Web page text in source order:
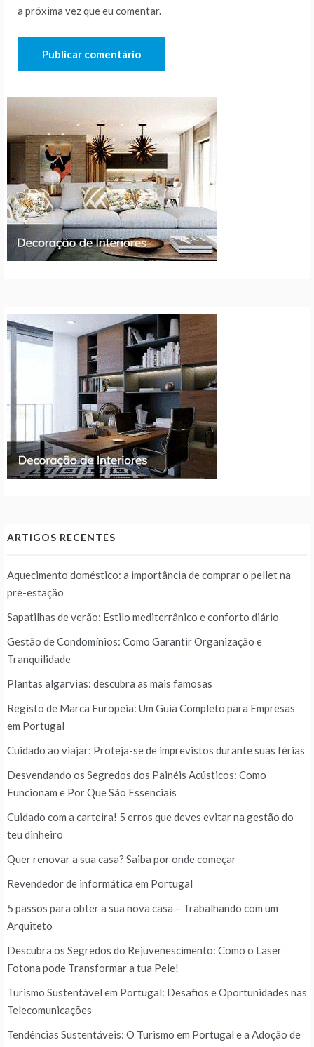
a próxima vez que eu comentar.
ARTIGOS RECENTES
Aquecimento doméstico: a importância de comprar o pellet na
pré-estação
Sapatilhas de verão: Estilo mediterrânico e conforto diário
Gestão de Condomínios: Como Garantir Organização e
Tranquilidade
Plantas algarvias: descubra as mais famosas
Registo de Marca Europeia: Um Guia Completo para Empresas
em Portugal
Cuidado ao viajar: Proteja-se de imprevistos durante suas férias
Desvendando os Segredos dos Painéis Acústicos: Como
Funcionam e Por Que São Essenciais
Cuidado com a carteira! 5 erros que deves evitar na gestão do
teu dinheiro
Quer renovar a sua casa? Saiba por onde começar
Revendedor de informática em Portugal
5 passos para obter a sua nova casa – Trabalhando com um
Arquiteto
Descubra os Segredos do Rejuvenescimento: Como o Laser
Fotona pode Transformar a tua Pele!
Turismo Sustentável em Portugal: Desafios e Oportunidades nas
Telecomunicações
Tendências Sustentáveis: O Turismo em Portugal e a Adoção de